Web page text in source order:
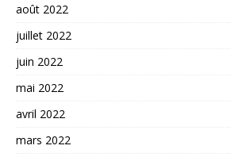
août 2022
juillet 2022
juin 2022
mai 2022
avril 2022
mars 2022